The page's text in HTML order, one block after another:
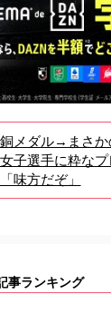
メダル→まさか
子選手に粋な
味方だぞ」
事ランキング